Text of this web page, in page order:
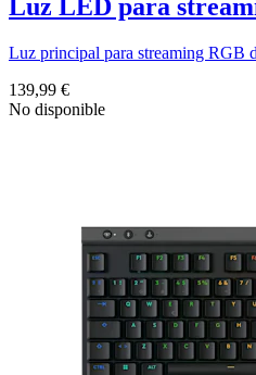
Luz LED para
Luz principal para streaming RGB
139,99 €
No disponible